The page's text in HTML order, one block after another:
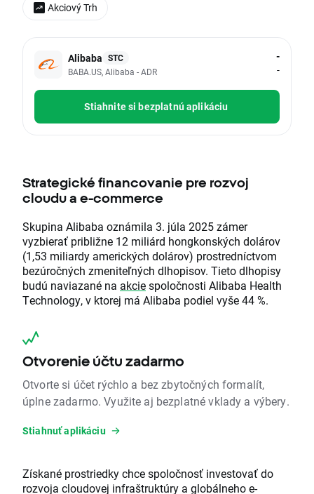
Alibaba STC
BABA.US, Alibaba - ADR
-
-
Stiahnite si bezplatnú aplikáciu
Strategické financovanie pre rozvoj
cloudu a e-commerce
Skupina Alibaba oznámila 3. júla 2025 zámer
vyzbierať približne 12 miliárd hongkonských dolárov
(1,53 miliardy amerických dolárov) prostredníctvom
bezúročných zmeniteľných dlhopisov. Tieto dlhopisy
budú naviazané na akciespoločnosti Alibaba Health
Technology, v ktorej má Alibaba podiel vyše 44 %.
Otvorenie účtu zadarmo
Otvorte si účet rýchlo a bez zbytočných formalít,
úplne zadarmo. Využite aj bezplatné vklady a výbery.
Stiahnuť aplikáciu
Získané prostriedky chce spoločnosť investovať do
rozvoja cloudovej infraštruktúry a globálneho e-
Akciový Trh